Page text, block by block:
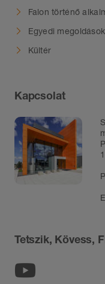
Falon történő
Egyedi megoldások
Kültér
Kapcsolat
Tetszik, Kövess,